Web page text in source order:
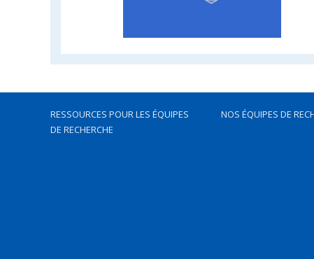
RESSOURCES POUR LES ÉQUIPES
DE RECHERCHE
NOS ÉQUIPES DE